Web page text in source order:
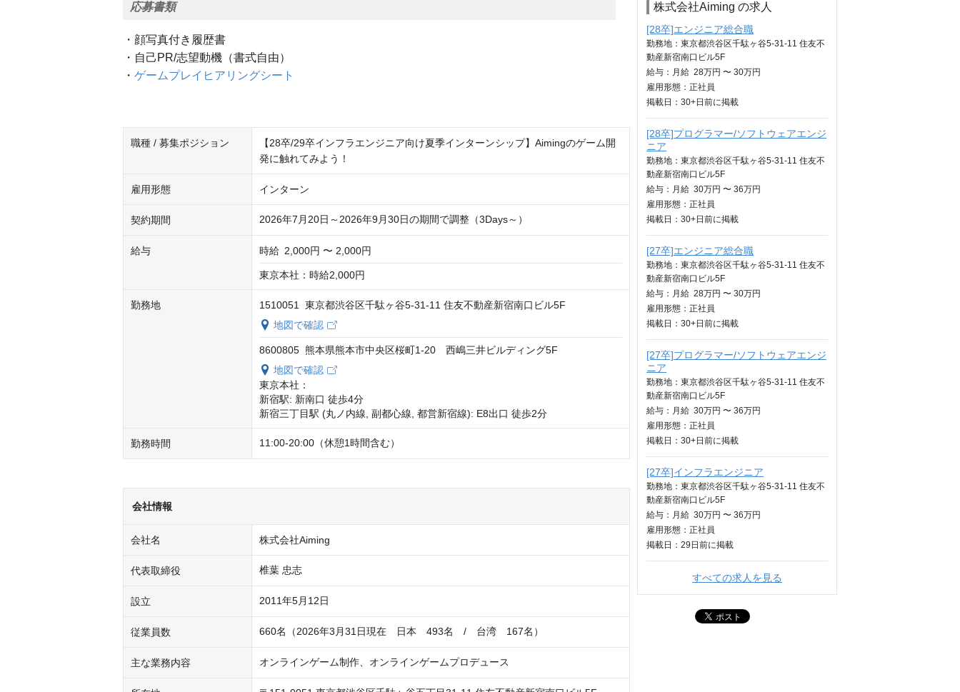
応募書類
・顔写真付き履歴書
・自己PR/志望動機（書式自由）
・ ゲームプレイヒアリングシート
職種 / 募集ポジション
【28卒/29卒インフラエンジニア向け夏季インターンシップ】Aimingのゲーム開
発に触れてみよう！
雇用形態 インターン
契約期間 2026年7月20日～2026年9月30日の期間で調整（3Days～）
給与 時給 2,000円 〜 2,000円
東京本社：時給2,000円
勤務地
1510051 東京都渋谷区千駄ヶ谷5-31‐11 住友不動産新宿南口ビル5F
地図で確認
8600805 熊本県熊本市中央区桜町1-20 西嶋三井ビルディング5F
地図で確認
東京本社：
新宿駅: 新南口 徒歩4分
新宿三丁目駅 (丸ノ内線, 副都心線, 都営新宿線): E8出口 徒歩2分
勤務時間 11:00-20:00（休憩1時間含む）
会社情報
会社名 株式会社Aiming
代表取締役 椎葉 忠志
設立 2011年5月12日
従業員数 660名（2026年3月31日現在　日本　493名　/　台湾　167名）
主な業務内容 オンラインゲーム制作、オンラインゲームプロデュース
株式会社Aiming の求人
[28卒]エンジニア総合職
勤務地：東京都渋谷区千駄ヶ谷5-31‐11 住友不
動産新宿南口ビル5F
給与： 月給 28万円 〜 30万円
雇用形態：正社員
掲載日： 30+日 前に掲載
[28卒]プログラマー/ソフトウェアエンジ
ニア
勤務地：東京都渋谷区千駄ヶ谷5-31‐11 住友不
動産新宿南口ビル5F
給与： 月給 30万円 〜 36万円
雇用形態：正社員
掲載日： 30+日 前に掲載
[27卒]エンジニア総合職
勤務地：東京都渋谷区千駄ヶ谷5-31‐11 住友不
動産新宿南口ビル5F
給与： 月給 28万円 〜 30万円
雇用形態：正社員
掲載日： 30+日 前に掲載
[27卒]プログラマー/ソフトウェアエンジ
ニア
勤務地：東京都渋谷区千駄ヶ谷5-31‐11 住友不
動産新宿南口ビル5F
給与： 月給 30万円 〜 36万円
雇用形態：正社員
掲載日： 30+日 前に掲載
[27卒]インフラエンジニア
勤務地：東京都渋谷区千駄ヶ谷5-31‐11 住友不
動産新宿南口ビル5F
給与： 月給 30万円 〜 36万円
雇用形態：正社員
掲載日： 29日 前に掲載
すべての求人を見る